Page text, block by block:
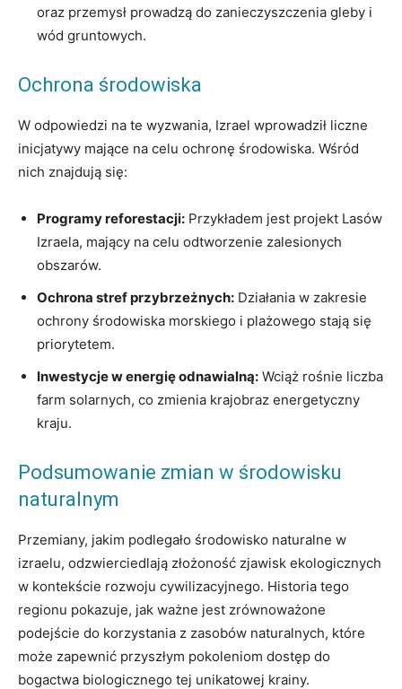
oraz przemysł prowadzą do zanieczyszczenia gleby i
wód gruntowych.
Ochrona środowiska
W odpowiedzi na te wyzwania, Izrael wprowadził liczne
inicjatywy mające na celu ochronę środowiska. Wśród
nich znajdują się:
Programy reforestacji: Przykładem jest projekt Lasów
Izraela, mający na celu odtworzenie zalesionych
obszarów.
Ochrona stref przybrzeżnych: Działania w zakresie
ochrony środowiska morskiego i plażowego stają się
priorytetem.
Inwestycje w energię odnawialną: Wciąż rośnie liczba
farm solarnych, co zmienia krajobraz energetyczny
kraju.
Podsumowanie zmian w środowisku
naturalnym
Przemiany, jakim podlegało środowisko naturalne w
izraelu, odzwierciedlają złożoność zjawisk ekologicznych
w kontekście rozwoju cywilizacyjnego. Historia tego
regionu pokazuje, jak ważne jest zrównoważone
podejście do korzystania z zasobów naturalnych, które
może zapewnić przyszłym pokoleniom dostęp do
bogactwa biologicznego tej unikatowej krainy.